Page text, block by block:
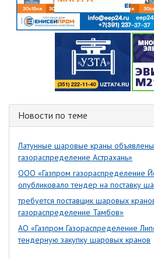
Новости по теме
Латунные шаровые краны объявлены
газораспределение Астрахань»
ООО «Газпром газораспределение
опубликовало тендер на поставку
требуется поставщик шаровых
газораспределение Тамбов»
АО «Газпром Газораспределение
тендерную закупку шаровых кранов